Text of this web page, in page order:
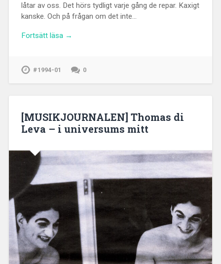
låtar av oss. Det hörs tydligt varje gång de repar. Kaxigt
kanske. Och på frågan om det inte…
Fortsätt läsa →
#1994-01 0
[MUSIKJOURNALEN] Thomas di
Leva – i universums mitt